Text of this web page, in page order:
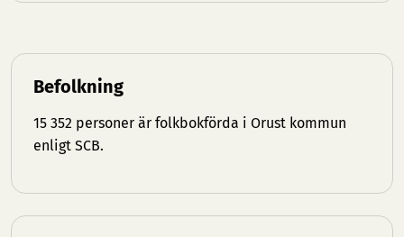
Befolkning
15 352 personer är folkbokförda i Orust kommun
enligt SCB.